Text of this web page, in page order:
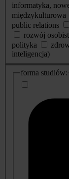
informatyka,
międzykulturowa
public relations
rozwój
polityka
inteligencja)
dodatkowe
informacje
forma studiów: